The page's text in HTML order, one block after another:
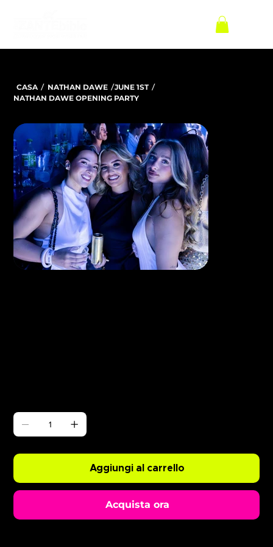
CASA / NATHAN DAWE /JUNE 1ST /
NATHAN DAWE OPENING PARTY
Aggiungi al carrello
Acquista ora